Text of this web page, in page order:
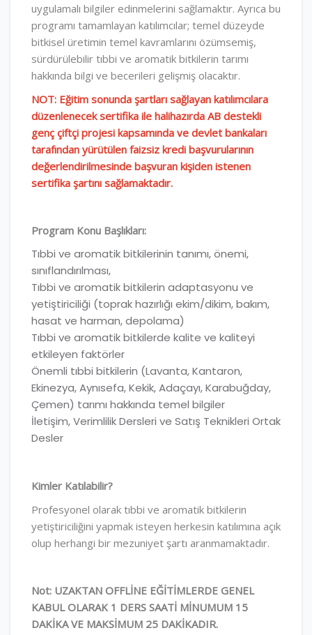
uygulamalı bilgiler edinmelerini sağlamaktır. Ayrıca bu
programı tamamlayan katılımcılar; temel düzeyde
bitkisel üretimin temel kavramlarını özümsemiş,
sürdürülebilir tıbbi ve aromatik bitkilerin tarımı
hakkında bilgi ve becerileri gelişmiş olacaktır.
NOT: Eğitim sonunda şartları sağlayan katılımcılara
düzenlenecek sertifika ile halihazırda AB destekli
genç çiftçi projesi kapsamında ve devlet bankaları
tarafından yürütülen faizsiz kredi başvurularının
değerlendirilmesinde başvuran kişiden istenen
sertifika şartını sağlamaktadır.
Program Konu Başlıkları:
Tıbbi ve aromatik bitkilerinin tanımı, önemi,
sınıflandırılması,
Tıbbi ve aromatik bitkilerin adaptasyonu ve
yetiştiriciliği (toprak hazırlığı ekim/dikim, bakım,
hasat ve harman, depolama)
Tıbbi ve aromatik bitkilerde kalite ve kaliteyi
etkileyen faktörler
Önemli tıbbi bitkilerin (Lavanta, Kantaron,
Ekinezya, Aynısefa, Kekik, Adaçayı, Karabuğday,
Çemen) tarımı hakkında temel bilgiler
İletişim, Verimlilik Dersleri ve Satış Teknikleri Ortak
Desler
Kimler Katılabilir?
Profesyonel olarak tıbbi ve aromatik bitkilerin
yetiştiriciliğini yapmak isteyen herkesin katılımına açık
olup herhangi bir mezuniyet şartı aranmamaktadır.
Not: UZAKTAN OFFLİNE EĞİTİMLERDE GENEL
KABUL OLARAK 1 DERS SAATİ MİNUMUM 15
DAKİKA VE MAKSİMUM 25 DAKİKADIR.